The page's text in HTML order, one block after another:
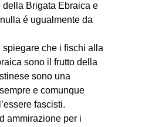
della Brigata Ebraica e
é ugualmente da
spiegare che i fischi alla
sono il frutto della
sono una
e comunque
fascisti.
ammirazione per i